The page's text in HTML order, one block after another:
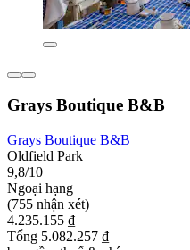
Grays Boutique B&B
Grays Boutique B&B
Oldfield Park
9,8/10
Ngoại hạng
(755 nhận xét)
4.235.155 ₫
Tổng 5.082.257 ₫